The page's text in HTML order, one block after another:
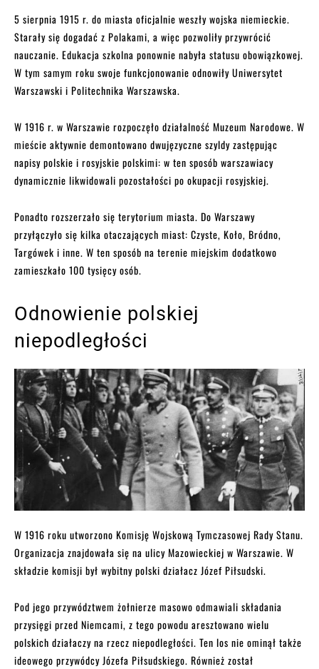
5 sierpnia 1915 r. do miasta oficjalnie weszły wojska niemieckie.
Starały się dogadać z Polakami, a więc pozwoliły przywrócić
nauczanie. Edukacja szkolna ponownie nabyła statusu obowiązkowej.
W tym samym roku swoje funkcjonowanie odnowiły Uniwersytet
Warszawski i Politechnika Warszawska.
W 1916 r. w Warszawie rozpoczęło działalność Muzeum Narodowe. W
mieście aktywnie demontowano dwujęzyczne szyldy zastępując
napisy polskie i rosyjskie polskimi: w ten sposób warszawiacy
dynamicznie likwidowali pozostałości po okupacji rosyjskiej.
Ponadto rozszerzało się terytorium miasta. Do Warszawy
przyłączyło się kilka otaczających miast: Czyste, Koło, Bródno,
Targówek i inne. W ten sposób na terenie miejskim dodatkowo
zamieszkało 100 tysięcy osób.
Odnowienie polskiej
niepodległości
W 1916 roku utworzono Komisję Wojskową Tymczasowej Rady Stanu.
Organizacja znajdowała się na ulicy Mazowieckiej w Warszawie. W
składzie komisji był wybitny polski działacz Józef Piłsudski.
Pod jego przywództwem żołnierze masowo odmawiali składania
przysięgi przed Niemcami, z tego powodu aresztowano wielu
polskich działaczy na rzecz niepodległości. Ten los nie ominął także
ideowego przywódcy Józefa Piłsudskiego. Również został